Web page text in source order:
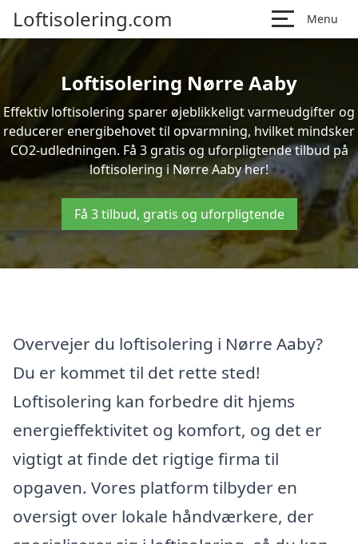
Loftisolering.com Menu
Loftisolering Nørre Aaby
Effektiv loftisolering sparer øjeblikkeligt varmeudgifter og
reducerer energibehovet til opvarmning, hvilket mindsker
CO2-udledningen. Få 3 gratis og uforpligtende tilbud på
loftisolering i Nørre Aaby her!
Få 3 tilbud, gratis og uforpligtende
Overvejer du loftisolering i Nørre Aaby?
Du er kommet til det rette sted!
Loftisolering kan forbedre dit hjems
energieffektivitet og komfort, og det er
vigtigt at finde det rigtige firma til
opgaven. Vores platform tilbyder en
oversigt over lokale håndværkere, der